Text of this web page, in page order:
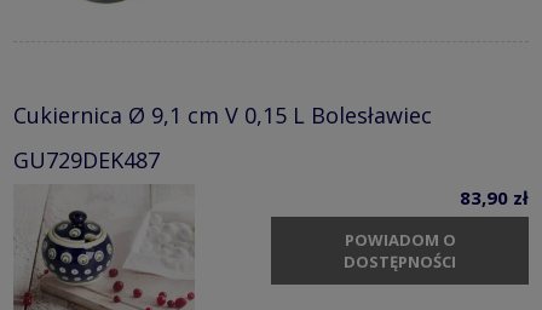
Cukiernica Ø 9,1 cm V 0,15 L Bolesławiec
GU729DEK487
83,90 zł
POWIADOM O
DOSTĘPNOŚCI